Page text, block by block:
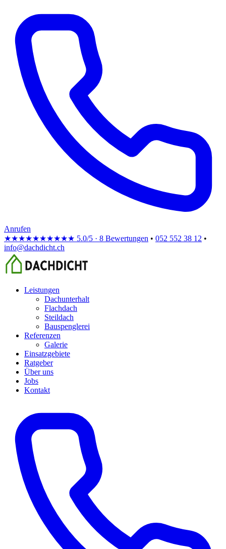
Anrufen
★★★★★★★★★★ 5.0/5 · 8 Bewertungen • 052 552 38 12 •
info@dachdicht.ch
Leistungen
Dachunterhalt
Flachdach
Steildach
Bauspenglerei
Referenzen
Galerie
Einsatzgebiete
Ratgeber
Über uns
Jobs
Kontakt